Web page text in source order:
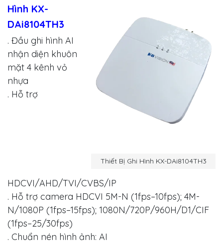
Thiết Bị Ghi Hình KX-DAi8104TH3
Hình KX-
DAi8104TH3
. Đầu ghi hình AI
nhận diện khuôn
mặt 4 kênh vỏ
nhựa
. Hỗ trợ
HDCVI/AHD/TVI/CVBS/IP
. Hỗ trợ camera HDCVI 5M-N (1fps–10fps); 4M-
N/1080P (1fps–15fps); 1080N/720P/960H/D1/CIF
(1fps–25/30fps)
. Chuẩn nén hình ảnh: AI